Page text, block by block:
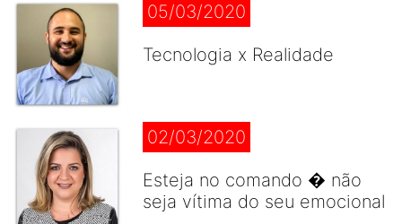
05/03/2020
Tecnologia x Realidade
02/03/2020
Esteja no comando � não
seja vítima do seu emocional